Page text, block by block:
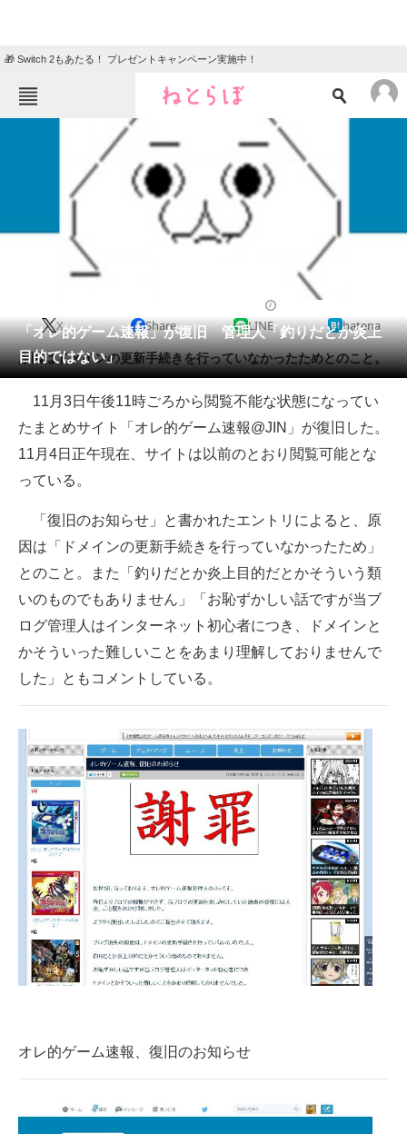
🎁 Switch 2もあたる！ プレゼントキャンペーン実施中！
ねとらぼメニュー
ニュース
クイズ
地域
会員記事
メディア
注目記事を集めた総合ページ
ITの今と未来を見通す
スマホと通信の最新トレンド
進化するPCとデバイスの未来
ビジネスと働き方のヒント
企業ITのトレンドを詳説
マーケ×ITの今がよく分かる
ITエンジニア向け専門サイト
企業向けIT製品の総合サイト
IT製品の技術・比較・事例
製造業のIT導入・活用を支援
モノづくり技術者専門サイト
建設×テクノロジーの最前線
「オレ的ゲーム速報」が復旧 管理人「釣りだとか炎上
目的ではない」
X Share LINE hatena
原因はドメインの更新手続きを行っていなかったためとのこと。
11月3日午後11時ごろから閲覧不能な状態になってい
たまとめサイト「オレ的ゲーム速報@JIN」が復旧した。
11月4日正午現在、サイトは以前のとおり閲覧可能とな
っている。
「復旧のお知らせ」と書かれたエントリによると、原
因は「ドメインの更新手続きを行っていなかったため」
とのこと。また「釣りだとか炎上目的だとかそういう類
いのものでもありません」「お恥ずかしい話ですが当ブ
ログ管理人はインターネット初心者につき、ドメインと
かそういった難しいことをあまり理解しておりませんで
した」ともコメントしている。
オレ的ゲーム速報、復旧のお知らせ